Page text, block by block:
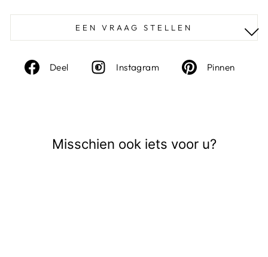
EEN VRAAG STELLEN
Deel
Deel
Instagram InstagramPinnen
Misschien ook iets voor u?